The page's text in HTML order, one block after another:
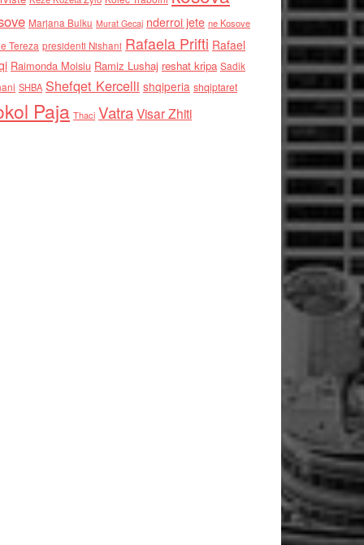
Marjana Bulku Murat Gecaj nderroi jete ne Kosove
Tereza presidenti Nishani Rafaela Prifti Rafael
Raimonda Moisiu Ramiz Lushaj reshat kripa Sadik
SHBA Shefqet Kercelli shqiperia shqiptaret
Paja Thaci VatraVisar Zhiti